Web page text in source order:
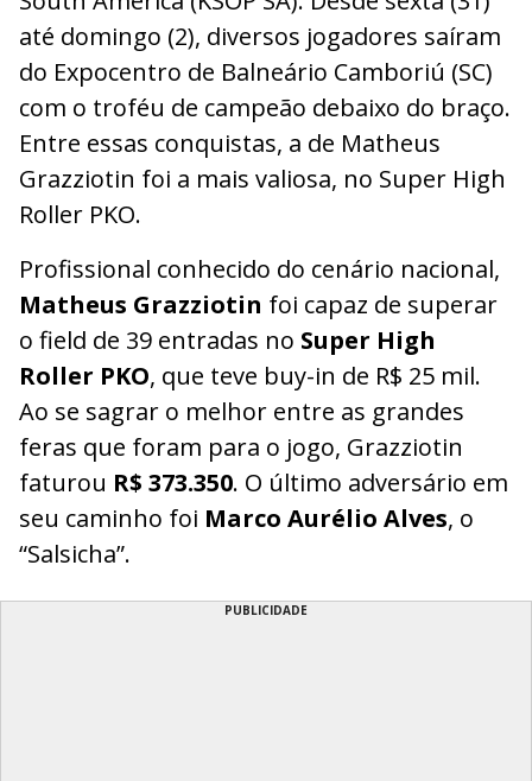
até domingo (2), diversos jogadores saíram
do Expocentro de Balneário Camboriú (SC)
com o troféu de campeão debaixo do braço.
Entre essas conquistas, a de Matheus
Grazziotin foi a mais valiosa, no Super High
Roller PKO.
Profissional conhecido do cenário nacional,
Matheus Grazziotin foi capaz de superar
o field de 39 entradas no Super High
Roller PKO, que teve buy-in de R$ 25 mil.
Ao se sagrar o melhor entre as grandes
feras que foram para o jogo, Grazziotin
faturou R$ 373.350. O último adversário em
seu caminho foi Marco Aurélio Alves, o
“Salsicha”.
PUBLICIDADE